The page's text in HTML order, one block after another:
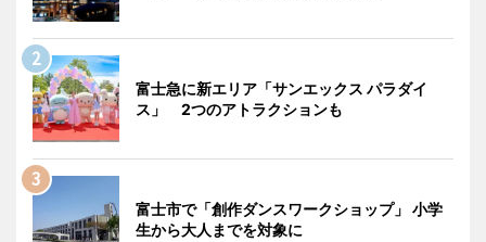
富士急に新エリア「サンエックス パラダイ
ス」 2つのアトラクションも
富士市で「創作ダンスワークショップ」 小学
生から大人までを対象に